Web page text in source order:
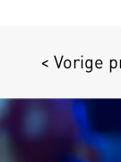
< Vorige